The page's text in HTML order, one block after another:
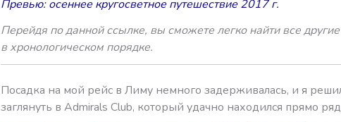
Превью: осеннее кругосветное путешествие 2017 г.
Перейдя по данной ссылке, вы сможете легко найти все
в хронологическом порядке.
Посадка на мой рейс в Лиму немного задерживалась, и я
заглянуть в Admirals Club, который удачно находился прямо